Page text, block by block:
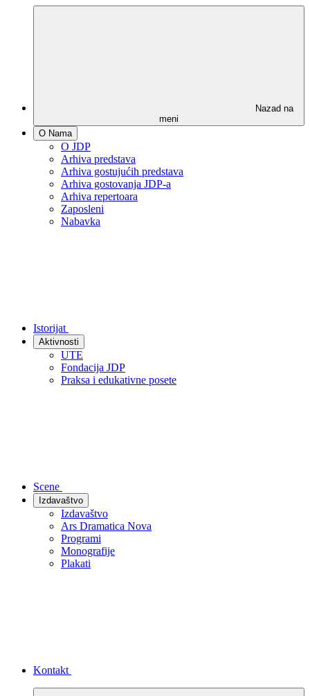
Nazad na
meni
O Nama
O JDP
Arhiva predstava
Arhiva gostujućih predstava
Arhiva gostovanja JDP-a
Arhiva repertoara
Zaposleni
Nabavka
Istorijat
Aktivnosti
UTE
Fondacija JDP
Praksa i edukativne posete
Scene
Izdavaštvo
Izdavaštvo
Ars Dramatica Nova
Programi
Monografije
Plakati
Kontakt